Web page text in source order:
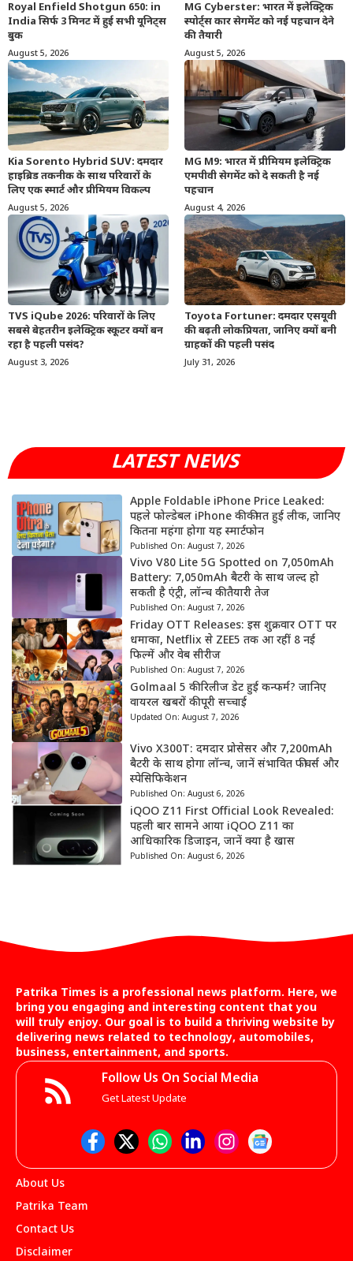
Royal Enfield Shotgun 650: in
India सिर्फ 3 मिनट में हुई सभी यूनिट्स
बुक
August 5, 2026
MG Cyberster: भारत में इलेक्ट्रिक
स्पोर्ट्स कार सेगमेंट को नई पहचान देने
की तैयारी
August 5, 2026
Kia Sorento Hybrid SUV: दमदार
हाइब्रिड तकनीक के साथ परिवारों के
लिए एक स्मार्ट और प्रीमियम विकल्प
August 5, 2026
MG M9: भारत में प्रीमियम इलेक्ट्रिक
एमपीवी सेगमेंट को दे सकती है नई
पहचान
August 4, 2026
TVS iQube 2026: परिवारों के लिए
सबसे बेहतरीन इलेक्ट्रिक स्कूटर क्यों बन
रहा है पहली पसंद?
August 3, 2026
Toyota Fortuner: दमदार एसयूवी
की बढ़ती लोकप्रियता, जानिए क्यों बनी
ग्राहकों की पहली पसंद
July 31, 2026
LATEST NEWS
Apple Foldable iPhone Price Leaked:
पहले फोल्डेबल iPhone की कीमत हुई लीक, जानिए
कितना महंगा होगा यह स्मार्टफोन
Published On: August 7, 2026
Vivo V80 Lite 5G Spotted on 7,050mAh
Battery: 7,050mAh बैटरी के साथ जल्द हो
सकती है एंट्री, लॉन्च की तैयारी तेज
Published On: August 7, 2026
Friday OTT Releases: इस शुक्रवार OTT पर
धमाका, Netflix से ZEE5 तक आ रहीं 8 नई
फिल्में और वेब सीरीज
Published On: August 7, 2026
Golmaal 5 की रिलीज डेट हुई कन्फर्म? जानिए
वायरल खबरों की पूरी सच्चाई
Updated On: August 7, 2026
Vivo X300T: दमदार प्रोसेसर और 7,200mAh
बैटरी के साथ होगा लॉन्च, जानें संभावित फीचर्स और
स्पेसिफिकेशन
Published On: August 6, 2026
iQOO Z11 First Official Look Revealed:
पहली बार सामने आया iQOO Z11 का
आधिकारिक डिजाइन, जानें क्या है खास
Published On: August 6, 2026
Patrika Times is a professional news platform. Here, we
bring you engaging and interesting content that you
will truly enjoy. Our goal is to build a thriving website by
delivering news related to technology, automobiles,
business, entertainment, and sports.
Follow Us On Social Media
Get Latest Update
About Us
Patrika Team
Contact Us
Disclaimer